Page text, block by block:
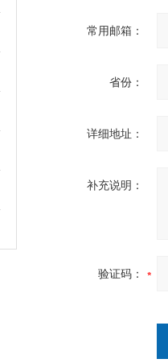
常用邮箱：
省份：
详细地址：
补充说明：
验证码：